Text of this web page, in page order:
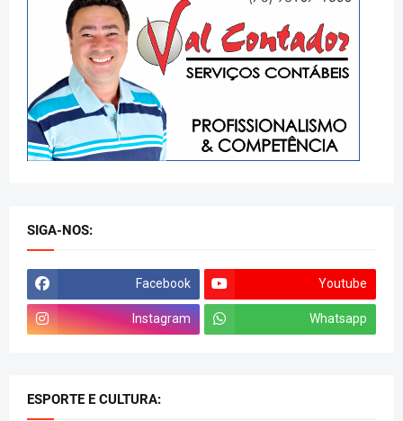
SIGA-NOS:
Facebook Youtube
Instagram Whatsapp
ESPORTE E CULTURA: